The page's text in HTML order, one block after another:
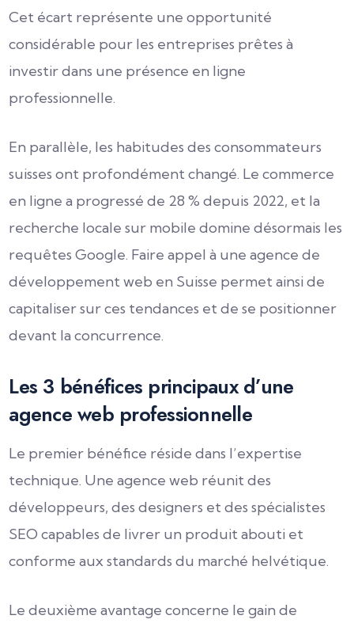
Cet écart représente une opportunité
considérable pour les entreprises prêtes à
investir dans une présence en ligne
professionnelle.
En parallèle, les habitudes des consommateurs
suisses ont profondément changé. Le commerce
en ligne a progressé de 28 % depuis 2022, et la
recherche locale sur mobile domine désormais les
requêtes Google. Faire appel à une agence de
développement web en Suisse permet ainsi de
capitaliser sur ces tendances et de se positionner
devant la concurrence.
Les 3 bénéfices principaux d’une
agence web professionnelle
Le premier bénéfice réside dans l’expertise
technique. Une agence web réunit des
développeurs, des designers et des spécialistes
SEO capables de livrer un produit abouti et
conforme aux standards du marché helvétique.
Le deuxième avantage concerne le gain de